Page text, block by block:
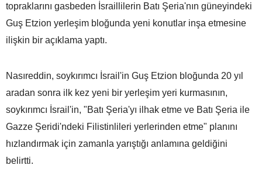
topraklarını gasbeden İsraillilerin Batı Şeria'nın güneyindeki
Guş Etzion yerleşim bloğunda yeni konutlar inşa etmesine
ilişkin bir açıklama yaptı.
Nasıreddin, soykırımcı İsrail'in Guş Etzion bloğunda 20 yıl
aradan sonra ilk kez yeni bir yerleşim yeri kurmasının,
soykırımcı İsrail'in, "Batı Şeria'yı ilhak etme ve Batı Şeria ile
Gazze Şeridi'ndeki Filistinlileri yerlerinden etme" planını
hızlandırmak için zamanla yarıştığı anlamına geldiğini
belirtti.